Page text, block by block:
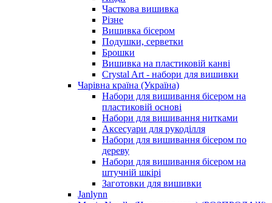
Часткова вишивка
Різне
Вишивка бісером
Подушки, серветки
Брошки
Вишивка на пластиковій канві
Crystal Art - набори для вишивки
Чарівна країна (Україна)
Набори для вишивання бісером на
пластиковій основі
Набори для вишивання нитками
Аксесуари для рукоділля
Набори для вишивання бісером по
дереву
Набори для вишивання бісером на
штучній шкірі
Заготовки для вишивки
Janlynn